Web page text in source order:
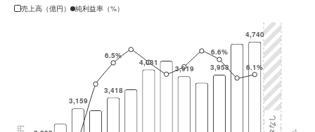
売上高（億円）
純利益率（%）